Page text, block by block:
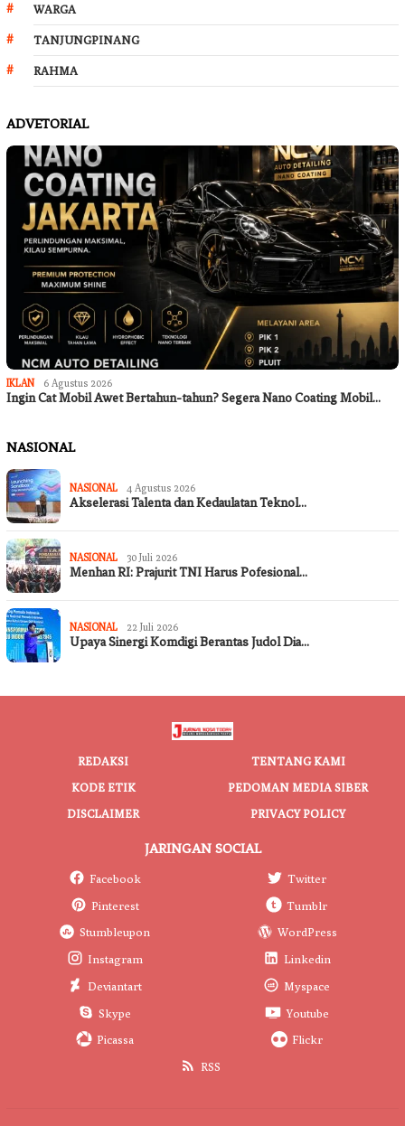
WARGA
TANJUNGPINANG
RAHMA
ADVETORIAL
IKLAN 6 Agustus 2026
Ingin Cat Mobil Awet Bertahun-tahun? Segera Nano Coating Mobil…
NASIONAL
NASIONAL 4 Agustus 2026
Akselerasi Talenta dan Kedaulatan Teknol…
NASIONAL 30 Juli 2026
Menhan RI: Prajurit TNI Harus Pofesional…
NASIONAL 22 Juli 2026
Upaya Sinergi Komdigi Berantas Judol Dia…
REDAKSI
TENTANG KAMI
KODE ETIK
PEDOMAN MEDIA SIBER
DISCLAIMER
PRIVACY POLICY
JARINGAN SOCIAL
Facebook
Twitter
Pinterest
Tumblr
Stumbleupon
WordPress
Instagram
Linkedin
Deviantart
Myspace
Skype
Youtube
Picassa
Flickr
RSS